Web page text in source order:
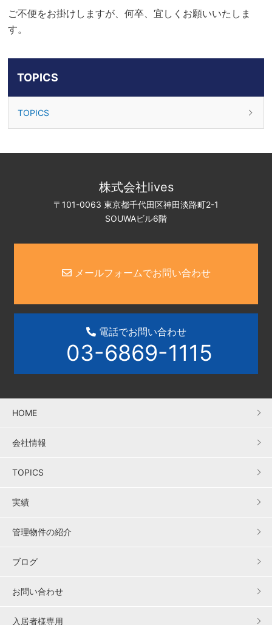
ご不便をお掛けしますが、何卒、宜しくお願いいたしま
す。
TOPICS
TOPICS
株式会社lives
〒101-0063 東京都千代田区神田淡路町2-1
SOUWAビル6階
メールフォームでお問い合わせ
電話でお問い合わせ
03-6869-1115
HOME
会社情報
TOPICS
実績
管理物件の紹介
ブログ
お問い合わせ
入居者様専用